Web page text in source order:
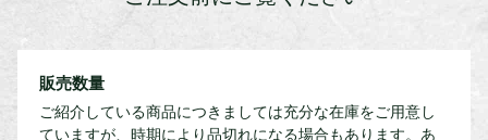
販売数量
ご紹介している商品につきましては充分な在庫をご用意し
ていますが、時期により品切れになる場合もあります。あ